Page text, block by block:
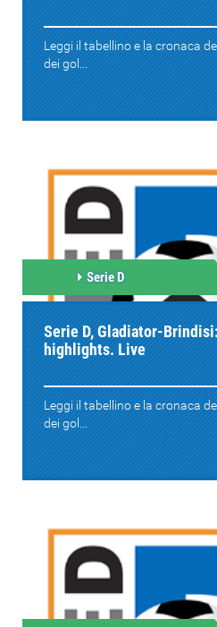
Leggi il tabellino e la cronaca
dei gol...
Serie D
Serie D, Gladiator-
highlights. Live
Leggi il tabellino e la cronaca
dei gol...